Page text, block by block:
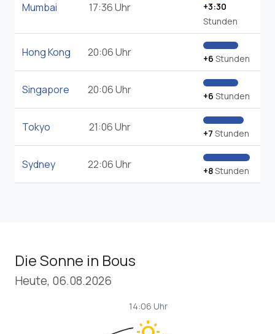
Mumbai 17:36 Uhr
+3:30
Stunden
Hong Kong 20:06 Uhr +6 Stunden
Singapore 20:06 Uhr +6 Stunden
Tokyo 21:06 Uhr +7 Stunden
Sydney 22:06 Uhr +8Stunden
Die Sonne in Bous
Heute, 06.08.2026
14:06 Uhr